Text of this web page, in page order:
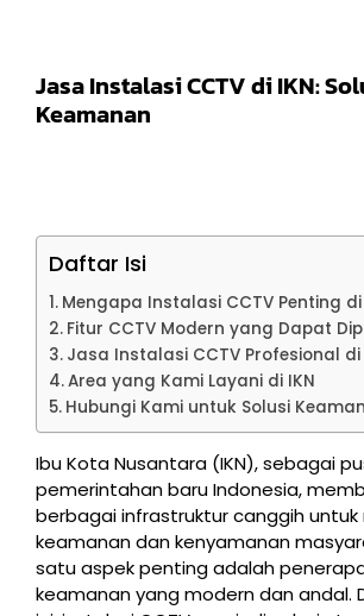
Jasa Instalasi CCTV di IKN:
Keamanan
Daftar Isi
Mengapa Instalasi CCTV Penting di
Fitur CCTV Modern yang Dapat
Jasa Instalasi CCTV Profesional di
Area yang Kami Layani di IKN
Hubungi Kami untuk Solusi
Ibu Kota Nusantara (IKN), sebagai
pemerintahan baru Indonesia,
berbagai infrastruktur canggih untuk
keamanan dan kenyamanan
satu aspek penting adalah
keamanan yang modern dan andal.